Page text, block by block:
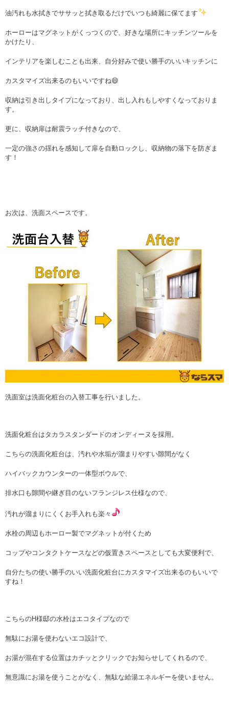
油汚れも水拭きでササッと拭き取るだけでいつも綺麗に保てます
ホーローはマグネットがくっつくので、好きな場所にキッチンツールを
かけたり、
インテリアを楽しむことも出来、自分好みで使い勝手のいいキッチンに
カスタマイズ出来るのもいいですね😄
収納は引き出しタイプになっており、出し入れもしやすくなっておりま
す。
更に、収納扉は耐震ラッチ付きなので、
一定の強さの揺れを感知して扉を自動ロックし、収納物の落下を防ぎま
す！
お次は、洗面スペースです。
洗面室は洗面化粧台の入替工事を行いました。
洗面化粧台はタカラスタンダードのオンディーヌを採用。
こちらの洗面化粧台は、汚れや水垢が溜まりやすい隙間がなく
ハイバックカウンターの一体型ボウルで、
排水口も隙間や継ぎ目のないフランジレス仕様なので、
汚れが溜まりにくくお手入れも楽々
水栓の周辺もホーロー製でマグネットが付くため
コップやコンタクトケースなどの仮置きスペースとしても大変便利で、
自分たちの使い勝手のいい洗面化粧台にカスタマイズ出来るのもいいで
すね！
こちらのH様邸の水栓はエコタイプなので
無駄にお湯を使わないエコ設計で、
お湯が混在する位置はカチッとクリックでお知らせしてくれるので、
無意識にお湯を使うことがなく、無駄な給湯エネルギーを使いません。